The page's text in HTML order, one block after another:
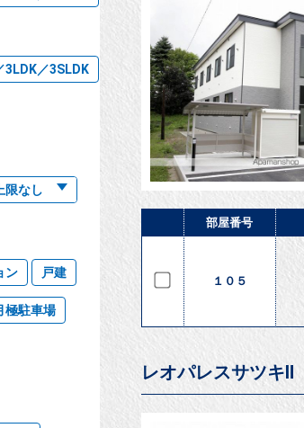
3LDK／3SLDK
ン 戸建
極駐車場
部屋番号
１０５
レオパレスサツキⅡ